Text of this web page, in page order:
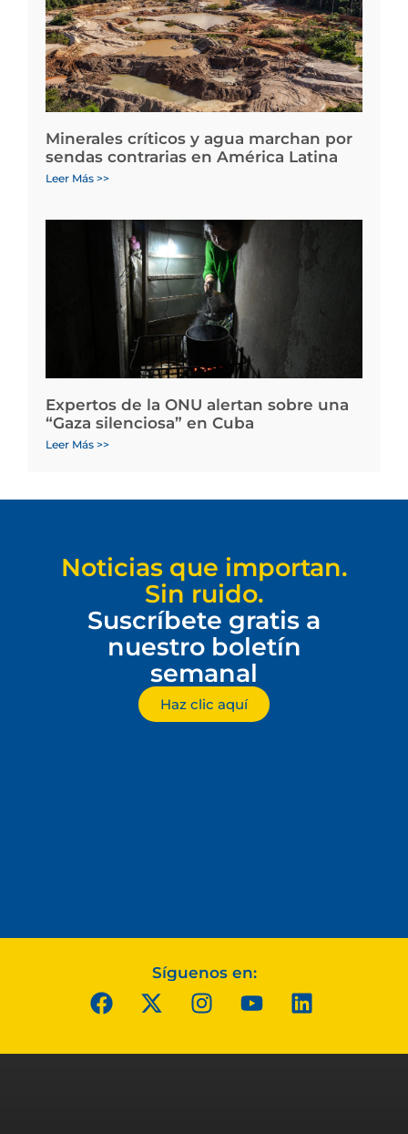
Minerales críticos y agua marchan por
sendas contrarias en América Latina
Leer Más >>
Expertos de la ONU alertan sobre una
“Gaza silenciosa” en Cuba
Leer Más >>
Noticias que importan.
Sin ruido.
Suscríbete gratis a
nuestro boletín
semanal
Haz clic aquí
Síguenos en: